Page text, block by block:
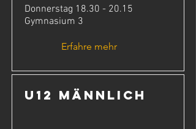
Donnerstag 18.30 - 20.15
Gymnasium 3
Erfahre mehr
U12 männlich